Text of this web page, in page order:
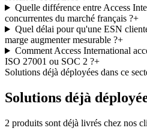
Quelle différence entre Access
concurrentes du marché français ?+
Quel délai pour qu'une ESN
marge augmenter mesurable ?+
Comment Access International
ISO 27001 ou SOC 2 ?+
Solutions déjà déployées dans ce
Solutions déjà
2 produits sont déjà livrés chez nos